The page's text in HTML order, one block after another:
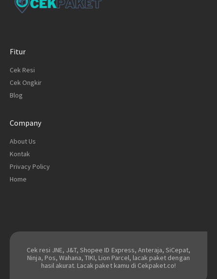
Fitur
Cek Resi
Cek Ongkir
Blog
Company
About Us
Kontak
Privacy Policy
Home
Cek resi JNE, J&T, Shopee ID Express, Anteraja, SiCepat,
Ninja, Pos, Wahana, TIKI, Lion Parcel, lacak paket dengan
hasil akurat. Lacak paket kamu di Cekpaket.co!